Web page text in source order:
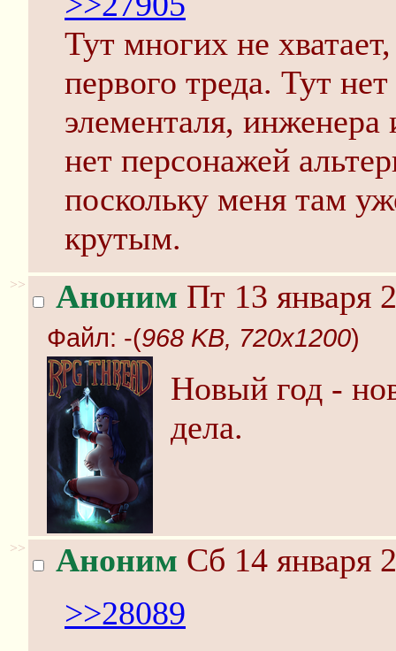
Тут многих не
первого треда. Тут
элементаля,
нет персонажей
поскольку меня там
крутым.
>> Аноним Пт 13 января
Файл: -(968 KB, 720x1200)
Новый год -
дела.
>> Аноним Сб 14 января
>>28089